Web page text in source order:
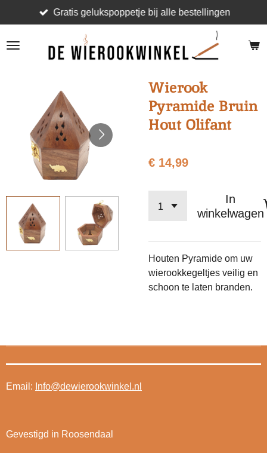
direct
naar
Gratis gelukspoppetje bij alle bestellingen
Wierook
Pyramide Bruin
Hout Olifant
€ 14,99
In
winkelwagen
Houten Pyramide om uw
wierookkegeltjes veilig en
schoon te laten branden.
Email: Info@dewierookwinkel.nl
Gevestigd in Roosendaal